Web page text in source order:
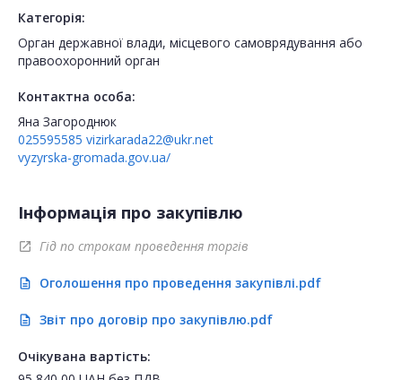
Категорія:
Орган державної влади, місцевого самоврядування або
правоохоронний орган
Контактна особа:
Яна Загороднюк
025595585 vizirkarada22@ukr.net
vyzyrska-gromada.gov.ua/
Інформація про закупівлю
open_in_new Гід по строкам проведення торгів
description Оголошення про проведення закупівлі.pdf
description Звіт про договір про закупівлю.pdf
Очікувана вартість: